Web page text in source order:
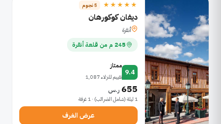
★★★★★ 5 نجوم
ديفان كوكورهان
أنقرة
245 م من قلعة أنقرة
9.4
ممتاز
تقييم للنزلاء 1,087
655 ر.س
1 ليلة (شامل الضرائب) · 1 غرفة
عرض الغرف